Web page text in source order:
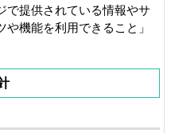
で提供されている情報やサ
機能を利用できること」